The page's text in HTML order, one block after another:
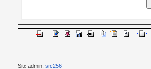
Site admin: src256